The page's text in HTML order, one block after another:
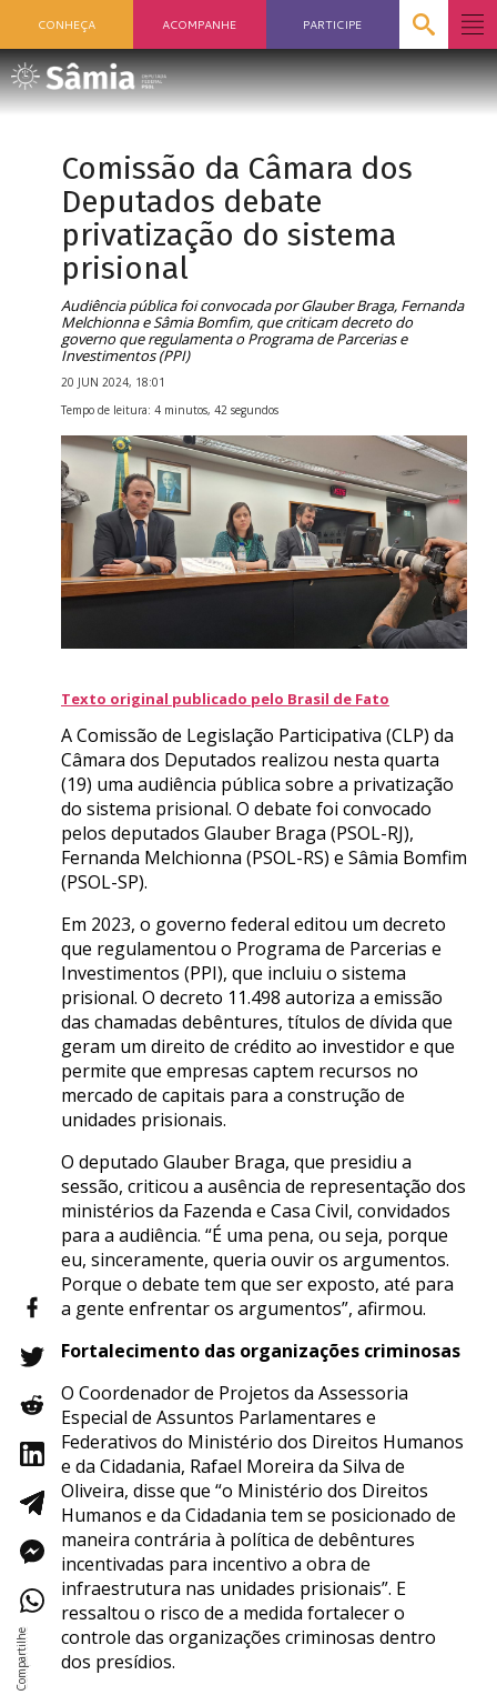
CONHEÇA ACOMPANHE PARTICIPE
Comissão da Câmara dos
Deputados debate
privatização do sistema
prisional
Audiência pública foi convocada por Glauber Braga, Fernanda
Melchionna e Sâmia Bomfim, que criticam decreto do
governo que regulamenta o Programa de Parcerias e
Investimentos (PPI)
20 JUN 2024, 18:01
Tempo de leitura: 4 minutos, 42 segundos
Texto original publicado pelo Brasil de Fato
A Comissão de Legislação Participativa (CLP) da
Câmara dos Deputados realizou nesta quarta
(19) uma audiência pública sobre a privatização
do sistema prisional. O debate foi convocado
pelos deputados Glauber Braga (PSOL-RJ),
Fernanda Melchionna (PSOL-RS) e Sâmia Bomfim
(PSOL-SP).
Em 2023, o governo federal editou um decreto
que regulamentou o Programa de Parcerias e
Investimentos (PPI), que incluiu o sistema
prisional. O decreto 11.498 autoriza a emissão
das chamadas debêntures, títulos de dívida que
geram um direito de crédito ao investidor e que
permite que empresas captem recursos no
mercado de capitais para a construção de
unidades prisionais.
O deputado Glauber Braga, que presidiu a
sessão, criticou a ausência de representação dos
ministérios da Fazenda e Casa Civil, convidados
para a audiência. “É uma pena, ou seja, porque
eu, sinceramente, queria ouvir os argumentos.
Porque o debate tem que ser exposto, até para
a gente enfrentar os argumentos”, afirmou.
Fortalecimento das organizações criminosas
O Coordenador de Projetos da Assessoria
Especial de Assuntos Parlamentares e
Federativos do Ministério dos Direitos Humanos
e da Cidadania, Rafael Moreira da Silva de
Oliveira, disse que “o Ministério dos Direitos
Humanos e da Cidadania tem se posicionado de
maneira contrária à política de debêntures
incentivadas para incentivo a obra de
infraestrutura nas unidades prisionais”. E
ressaltou o risco de a medida fortalecer o
controle das organizações criminosas dentro
dos presídios.